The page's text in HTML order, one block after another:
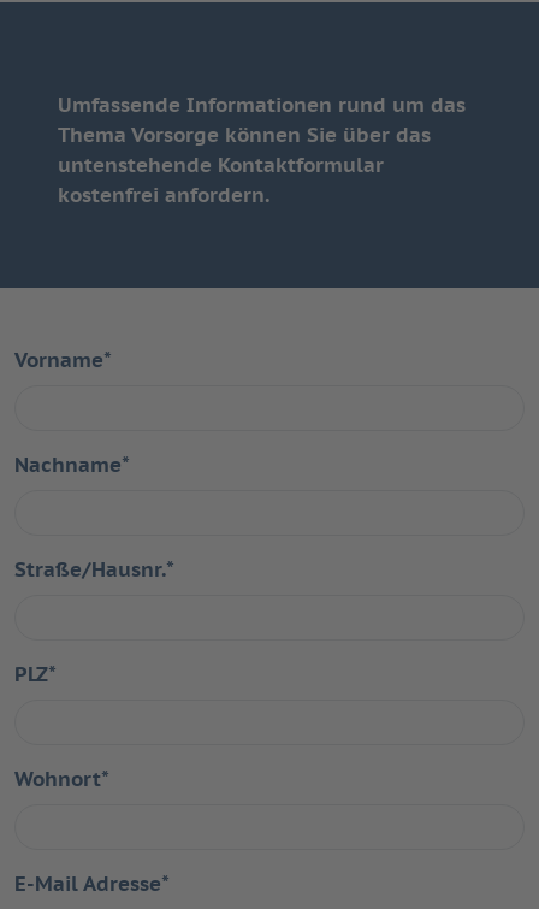
Umfassende Informationen rund um das
Thema Vorsorge können Sie über das
untenstehende Kontaktformular
kostenfrei anfordern.
Vorname*
Nachname*
Straße/Hausnr.*
PLZ*
Wohnort*
E-Mail Adresse*